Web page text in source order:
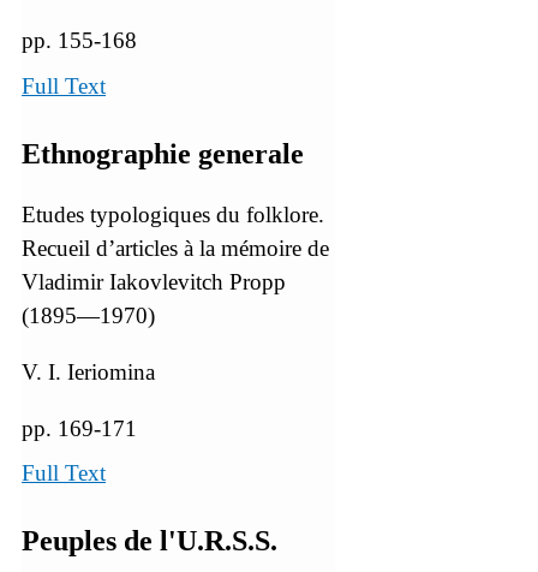
pp. 155-168
Full Text
Ethnographie generale
Etudes typologiques du folklore.
Recueil d’articles à la mémoire de
Vladimir Iakovlevitch Propp
(1895—1970)
V. I. Ieriomina
pp. 169-171
Full Text
Peuples de l'U.R.S.S.